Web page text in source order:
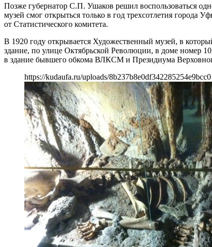
Позже губернатор С.П. Ушаков решил воспользоваться
музей смог открыться только в год трехсотлетия
от Статистического комитета.
В 1920 году открывается Художественный музей, в
здание, по улице Октябрьской Революции, в доме номер
в здание бывшего обкома ВЛКСМ и Президиума
https://kudaufa.ru/uploads/